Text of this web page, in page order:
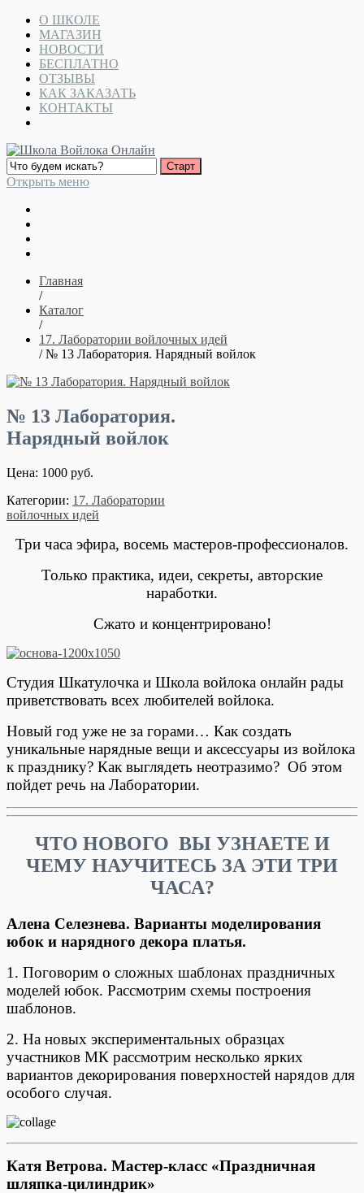
О ШКОЛЕ
МАГАЗИН
НОВОСТИ
БЕСПЛАТНО
ОТЗЫВЫ
КАК ЗАКАЗАТЬ
КОНТАКТЫ
Открыть меню
Главная
/
Каталог
/
17. Лаборатории войлочных идей
/ № 13 Лаборатория. Нарядный войлок
№ 13 Лаборатория.
Нарядный войлок
Цена: 1000 руб.
Категории: 17. Лаборатории
войлочных идей
Три часа эфира, восемь мастеров-профессионалов.
Только практика, идеи, секреты, авторские
наработки.
Сжато и концентрировано!
Студия Шкатулочка и Школа войлока онлайн рады
приветствовать всех любителей войлока.
Новый год уже не за горами… Как создать
уникальные нарядные вещи и аксессуары из войлока
к празднику? Как выглядеть неотразимо? Об этом
пойдет речь на Лаборатории.
ЧТО НОВОГО ВЫ УЗНАЕТЕ И
ЧЕМУ НАУЧИТЕСЬ ЗА ЭТИ ТРИ
ЧАСА?
Алена Селезнева. Варианты моделирования
юбок и нарядного декора платья.
1. Поговорим о сложных шаблонах праздничных
моделей юбок. Рассмотрим схемы построения
шаблонов.
2. На новых экспериментальных образцах
участников МК рассмотрим несколько ярких
вариантов декорирования поверхностей нарядов для
особого случая.
Катя Ветрова. Мастер-класс «Праздничная
шляпка-цилиндрик»